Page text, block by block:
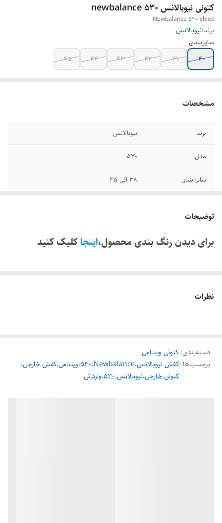
کتونی نیوبالانس newbalance 530
Newbalance 530 shies
برند:نیوبالانس
سایزبندی
۴۰
۴۱ ۴۲ ۴۳ ۴۴ ۴۵
مشخصات
برند نیوبالانس
مدل 530
سایز بندی 38 الی ۴۵
قابلیت تنفس پذیری دارد
توضیحات
برای دیدن رنگ بندی محصول،اینجاکلیک کنید
نظرات
دسته‌بندی: کتونی ویتنامی
برچسب‌ها :کفش نیوبالانس،Newbalance،530،ویتنامی،کفش خارجی،
کتونی خارجی،نیوبالانس ۵۳۰ ،وارداتی